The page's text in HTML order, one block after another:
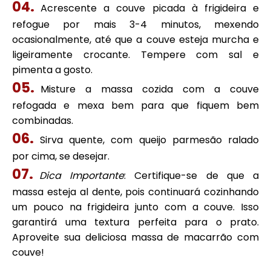
Acrescente a couve picada à frigideira e
refogue por mais 3-4 minutos, mexendo
ocasionalmente, até que a couve esteja murcha e
ligeiramente crocante. Tempere com sal e
pimenta a gosto.
Misture a massa cozida com a couve
refogada e mexa bem para que fiquem bem
combinadas.
Sirva quente, com queijo parmesão ralado
por cima, se desejar.
Dica Importante: Certifique-se de que a
massa esteja al dente, pois continuará cozinhando
um pouco na frigideira junto com a couve. Isso
garantirá uma textura perfeita para o prato.
Aproveite sua deliciosa massa de macarrão com
couve!